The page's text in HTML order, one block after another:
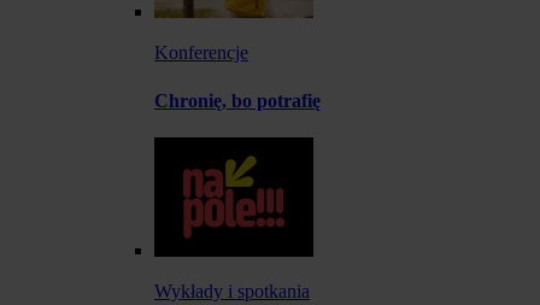
Konferencje
Chronię, bo potrafię
Wykłady i spotkania